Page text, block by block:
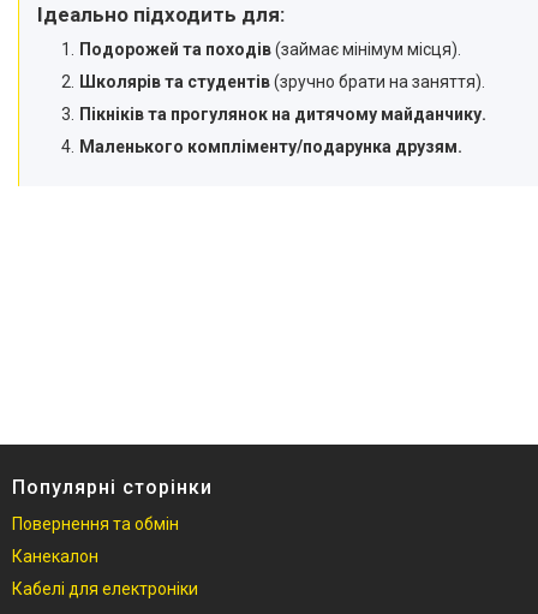
Ідеально підходить для:
Подорожей та походів(займає мінімум місця).
Школярів та студентів(зручно брати на заняття).
Пікніків та прогулянок на дитячому майданчику.
Маленького компліменту/подарунка друзям.
Популярні сторінки
Повернення та обмін
Канекалон
Кабелі для електроніки